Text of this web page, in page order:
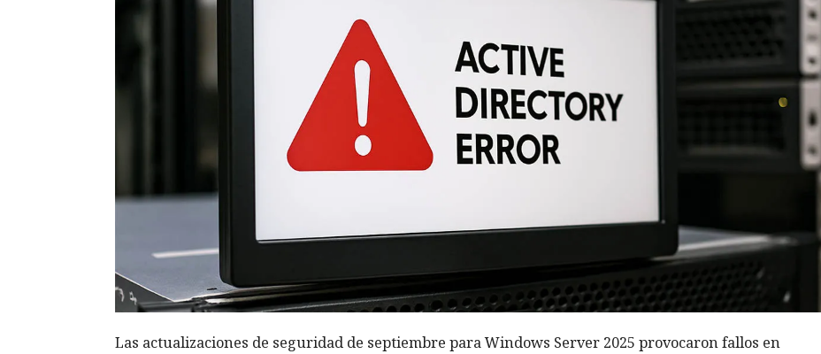
Las actualizaciones de seguridad de septiembre para Windows Server 2025 provocaron fallos en